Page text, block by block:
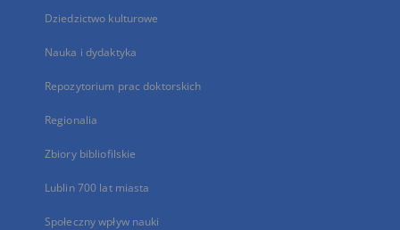
Dziedzictwo kulturowe
Nauka i dydaktyka
Repozytorium prac doktorskich
Regionalia
Zbiory bibliofilskie
Lublin 700 lat miasta
Społeczny wpływ nauki